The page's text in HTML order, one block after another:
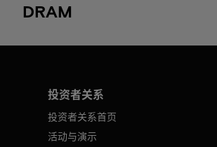
DRAM
投资者关系
投资者关系首页
活动与演示